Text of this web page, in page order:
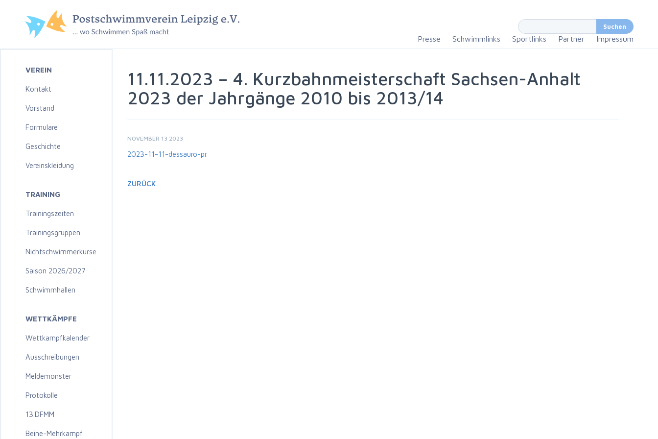
Presse Schwimmlinks Sportlinks Partner Impressum
VEREIN
Kontakt
Vorstand
Formulare
Geschichte
Vereinskleidung
TRAINING
Trainingszeiten
Trainingsgruppen
Nichtschwimmerkurse
Saison 2026/2027
Schwimmhallen
WETTKÄMPFE
Wettkampfkalender
Ausschreibungen
Meldemonster
Protokolle
13.DFMM
Beine-Mehrkampf
11.11.2023 – 4. Kurzbahnmeisterschaft Sachsen-Anhalt
2023 der Jahrgänge 2010 bis 2013/14
NOVEMBER 13 2023
2023-11-11-dessauro-pr
ZURÜCK